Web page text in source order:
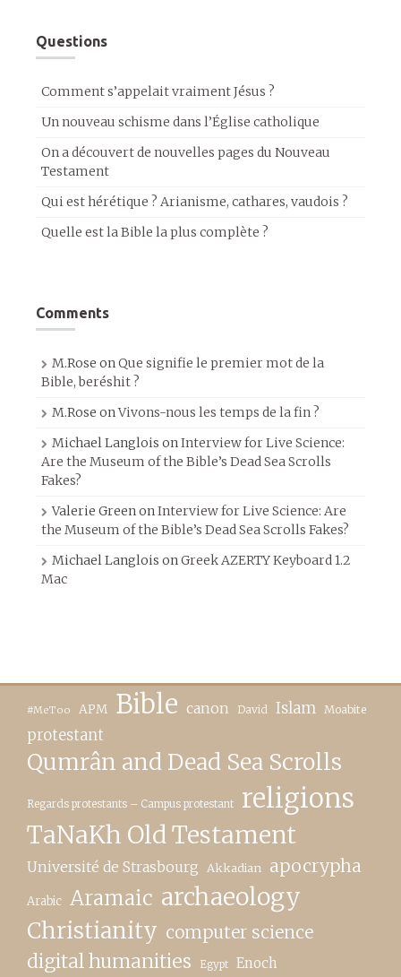
Questions
Comment s’appelait vraiment Jésus ?
Un nouveau schisme dans l’Église catholique
On a découvert de nouvelles pages du Nouveau
Testament
Qui est hérétique ? Arianisme, cathares, vaudois ?
Quelle est la Bible la plus complète ?
Comments
M.Rose onQue signifie le premier mot de la
Bible, beréshit ?
M.Rose onVivons-nous les temps de la fin ?
Michael Langlois onInterview for Live Science:
Are the Museum of the Bible’s Dead Sea Scrolls
Fakes?
Valerie GreenonInterview for Live Science: Are
the Museum of the Bible’s Dead Sea Scrolls Fakes?
Michael Langlois onGreek AZERTY Keyboard 1.2
Mac
#MeToo APM Bible canon David Islam Moabite
protestant
Qumrân and Dead Sea Scrolls
Regards protestants – Campus protestant religions
TaNaKh Old Testament
Université de Strasbourg Akkadian apocrypha
Arabic Aramaic archaeology
Christianity computer science
digital humanities Egypt Enoch